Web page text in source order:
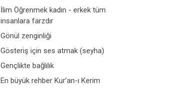
İlim Öğrenmek kadın - erkek tüm
insanlara farzdır
Gönül zenginliği
Gösteriş için ses atmak (seyha)
Gençlikte bağlılık
En büyük rehber Kur’an-ı Kerim